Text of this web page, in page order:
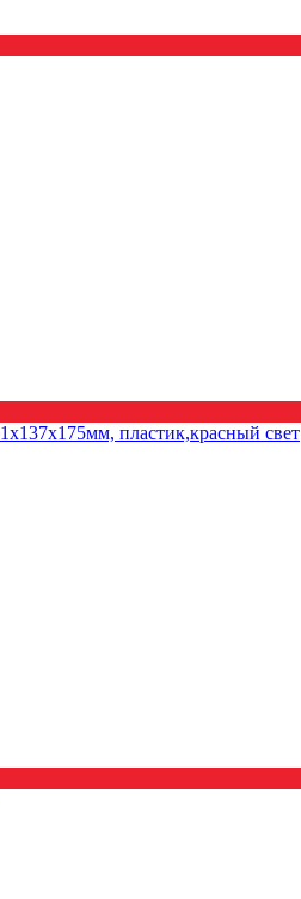
пластик,красный свет